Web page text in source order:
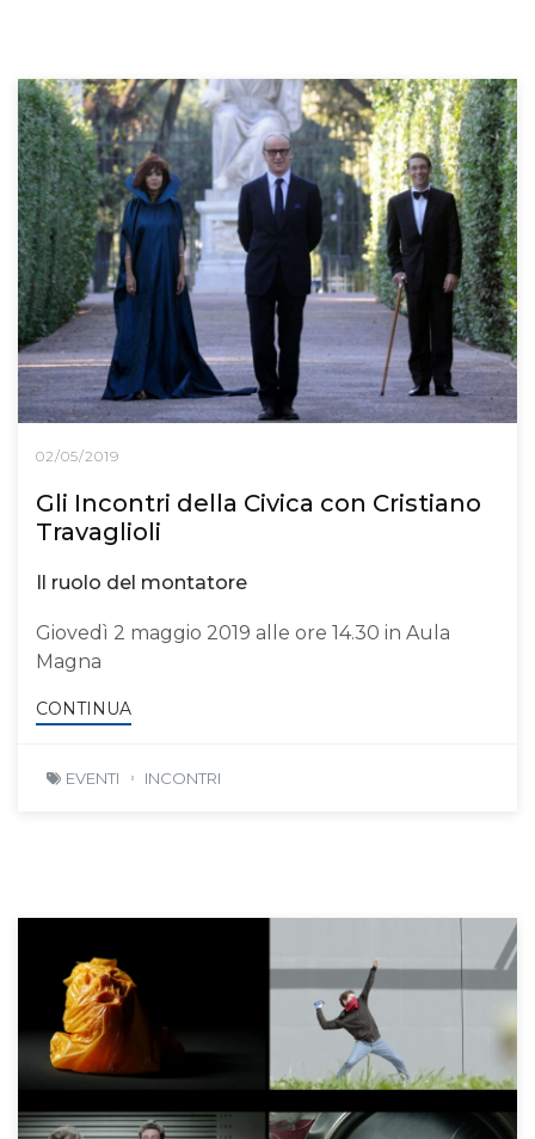
02/05/2019
Gli Incontri della Civica con Cristiano
Travaglioli
Il ruolo del montatore
Giovedì 2 maggio 2019 alle ore 14.30 in Aula
Magna
CONTINUA
EVENTI INCONTRI